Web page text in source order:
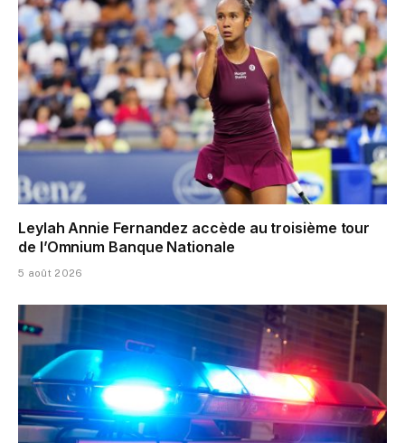
Leylah Annie Fernandez accède au troisième tour
de l’Omnium Banque Nationale
5 août 2026